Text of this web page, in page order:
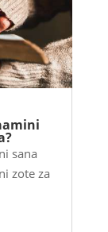
sana
zote za